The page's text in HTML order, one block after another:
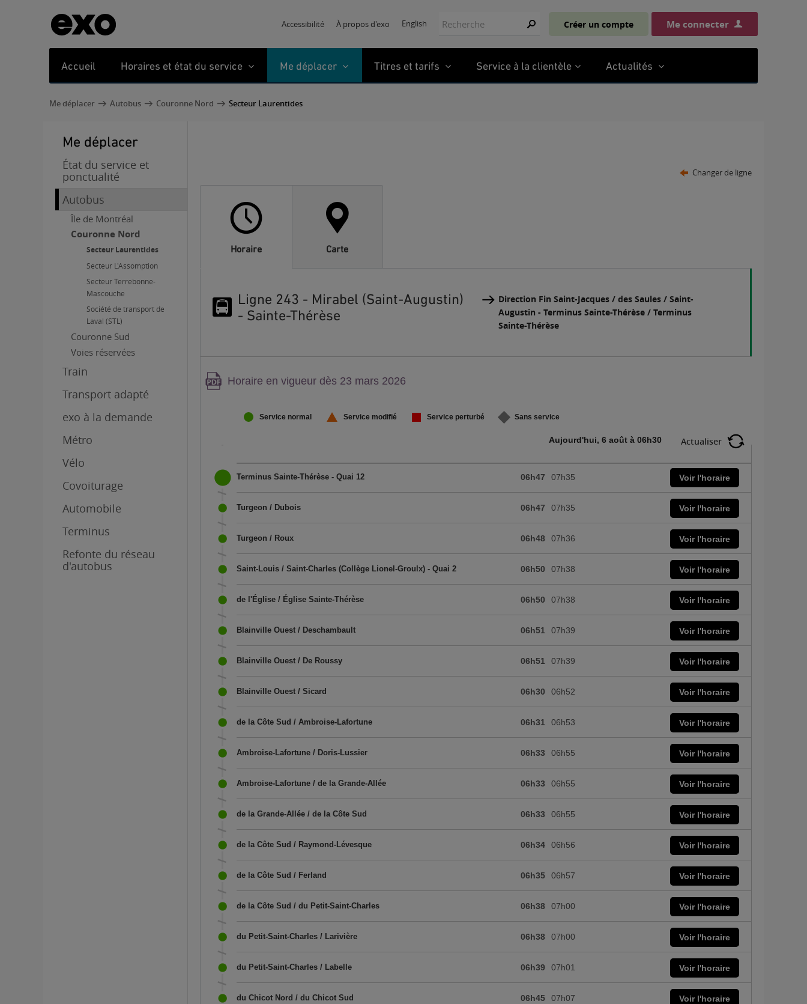
Accessibilité À propos d'exo English Créer un compte Me connecter
Accueil Horaires et état du service Me déplacer Titres et tarifs Service à la clientèle Actualités
Me déplacer Autobus Couronne Nord Secteur Laurentides
Me déplacer
État du service et
ponctualité
Autobus
Île de Montréal
Couronne Nord
Secteur Laurentides
Secteur L'Assomption
Secteur Terrebonne-
Mascouche
Société de transport de
Laval (STL)
Couronne Sud
Voies réservées
Train
Transport adapté
exo à la demande
Métro
Vélo
Covoiturage
Automobile
Terminus
Refonte du réseau
d'autobus
Changer de ligne
Horaire Carte
Ligne 243 - Mirabel (Saint-Augustin)
- Sainte-Thérèse
Direction Fin Saint-Jacques / des Saules / Saint-
Augustin - Terminus Sainte-Thérèse / Terminus
Sainte-Thérèse
Attention,
Horaire en vigueur dès 23 mars 2026
Service normal Service modifié Service perturbé Sans service
Aujourd'hui, 6 août à 06h30 Actualiser
Terminus Sainte-Thérèse - Quai 12 Voir l'horaire
06h47 07h35
Turgeon / Dubois Voir l'horaire
06h47 07h35
Turgeon / Roux Voir l'horaire
06h48 07h36
Saint-Louis / Saint-Charles (Collège Lionel-Groulx) - Quai 2 Voir l'horaire
06h50 07h38
de l'Église / Église Sainte-Thérèse Voir l'horaire
06h50 07h38
Blainville Ouest / Deschambault Voir l'horaire
06h51 07h39
Blainville Ouest / De Roussy Voir l'horaire
06h51 07h39
Blainville Ouest / Sicard Voir l'horaire
06h30 06h52
de la Côte Sud / Ambroise-Lafortune Voir l'horaire
06h31 06h53
Ambroise-Lafortune / Doris-Lussier Voir l'horaire
06h33 06h55
Ambroise-Lafortune / de la Grande-Allée Voir l'horaire
06h33 06h55
de la Grande-Allée / de la Côte Sud Voir l'horaire
06h33 06h55
de la Côte Sud / Raymond-Lévesque Voir l'horaire
06h34 06h56
de la Côte Sud / Ferland Voir l'horaire
06h35 06h57
de la Côte Sud / du Petit-Saint-Charles Voir l'horaire
06h38 07h00
du Petit-Saint-Charles / Larivière Voir l'horaire
06h38 07h00
du Petit-Saint-Charles / Labelle Voir l'horaire
06h39 07h01
du Chicot Nord / du Chicot Sud Voir l'horaire
06h45 07h07